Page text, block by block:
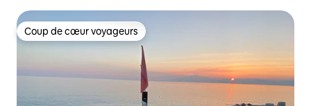
Coup de cœur voyageurs
Coup de cœur voyageurs